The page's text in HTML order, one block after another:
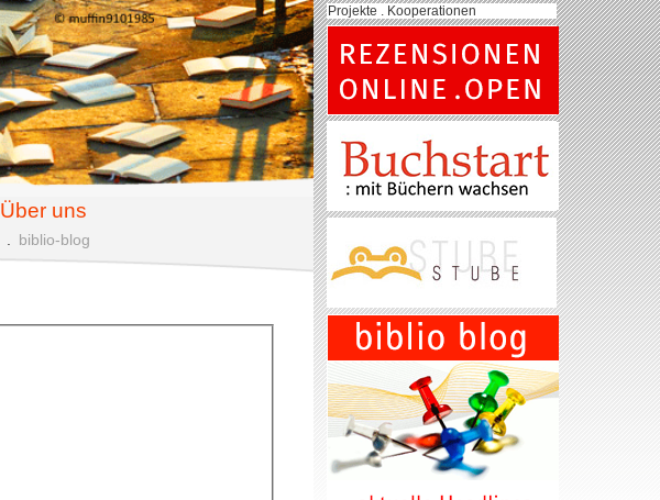
Über uns
biblio-blog
Projekte . Kooperationen